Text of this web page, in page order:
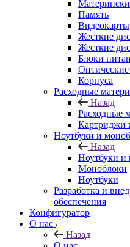
Память
Видеокарты
Жесткие
Жесткие
Блоки
Корпуса
Расходные
Назад
Расходные
Картриджи
Ноутбуки и
Назад
Ноутбуки и
Моноблоки
Ноутбуки
Разработка и
обеспечения
Конфигуратор
О нас
Назад